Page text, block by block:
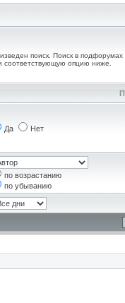
поиск. Поиск в подфорумах
соответствующую опцию ниже.
Да Нет
по возрастанию
по убыванию